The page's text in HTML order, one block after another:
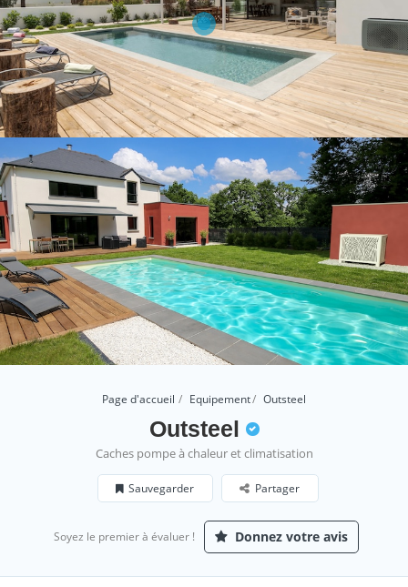
Page d'accueil Equipement Outsteel
Outsteel
Caches pompe à chaleur et climatisation
Sauvegarder Partager
Soyez le premier à évaluer ! Donnez votre avis